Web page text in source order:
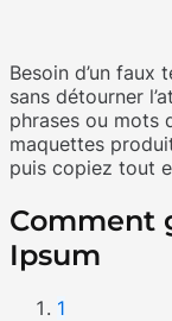
Besoin d’un faux
sans détourner
phrases ou mots
maquettes
puis copiez tout
Comment
Ipsum
1